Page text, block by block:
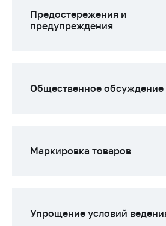
Предостережения и
предупреждения
Общественное обсуждение
Маркировка товаров
Упрощение условий